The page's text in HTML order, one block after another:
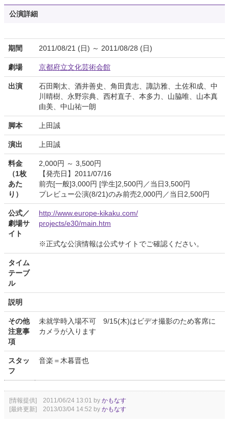
公演詳細
期間 2011/08/21 (日) ～ 2011/08/28 (日)
劇場 京都府立文化芸術会館
出演
石田剛太、酒井善史、角田貴志、諏訪雅、土佐和成、中
川晴樹、永野宗典、西村直子、本多力、山脇唯、山本真
由美、中山祐一朗
脚本 上田誠
演出 上田誠
料金
（1枚
あた
り）
2,000円 ～ 3,500円
【発売日】2011/07/16
前売[一般]3,000円 [学生]2,500円／当日3,500円
プレビュー公演(8/21)のみ前売2,000円／当日2,500円
公式／
劇場サ
イト
http://www.europe-kikaku.com/
projects/e30/main.htm
※正式な公演情報は公式サイトでご確認ください。
タイム
テーブ
ル
説明
その他
注意事
項
未就学時入場不可 9/15(木)はビデオ撮影のため客席に
カメラが入ります
スタッ
フ
音楽＝木暮晋也
[情報提供] 2011/06/24 13:01 by かもなす
[最終更新] 2013/03/04 14:52 by かもなす